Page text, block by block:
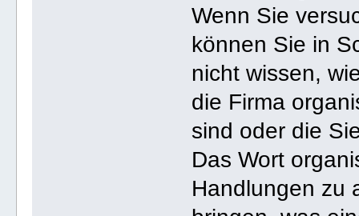
Wenn Sie
können Sie in
nicht wissen,
die Firma
sind oder die
Das Wort
Handlungen zu